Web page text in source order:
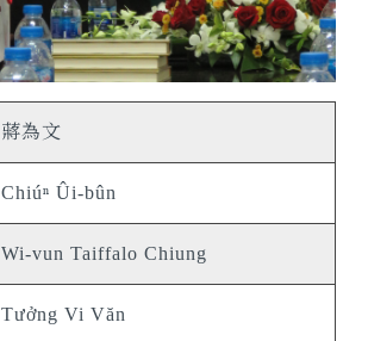
蔣為文
Chiúⁿ Ûi-bûn
Wi-vun Taiffalo Chiung
Tưởng Vi Văn